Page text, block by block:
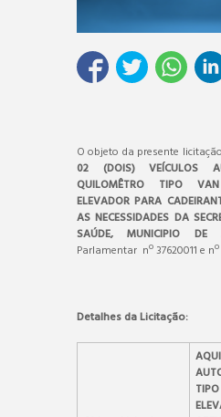
O objeto da presente
02 (DOIS) VEÍCULOS
QUILOMÊTRO TIPO
ELEVADOR PARA
AS NECESSIDADES DA
SAÚDE, MUNICIPIO DE
Parlamentar nº 37620011 e
Detalhes da Licitação: